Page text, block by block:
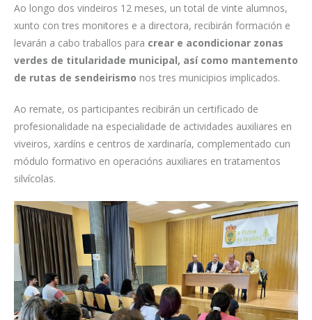
Ao longo dos vindeiros 12 meses, un total de vinte alumnos,
xunto con tres monitores e a directora, recibirán formación e
levarán a cabo traballos para crear e acondicionar zonas
verdes de titularidade municipal, así como mantemento
de rutas de sendeirismo nos tres municipios implicados.
Ao remate, os participantes recibirán un certificado de
profesionalidade na especialidade de actividades auxiliares en
viveiros, xardíns e centros de xardinaría, complementado cun
módulo formativo en operacións auxiliares en tratamentos
silvícolas.